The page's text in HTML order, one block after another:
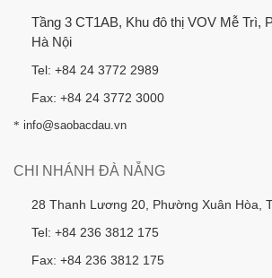
Tầng 3 CT1AB, Khu đô thị VOV Mễ Trì,
Hà Nội
Tel: +84 24 3772 2989
Fax: +84 24 3772 3000
* info@saobacdau.vn
CHI NHÁNH ĐÀ NẴNG
28 Thanh Lương 20, Phường Xuân Hòa,
Tel: +84 236 3812 175
Fax: +84 236 3812 175